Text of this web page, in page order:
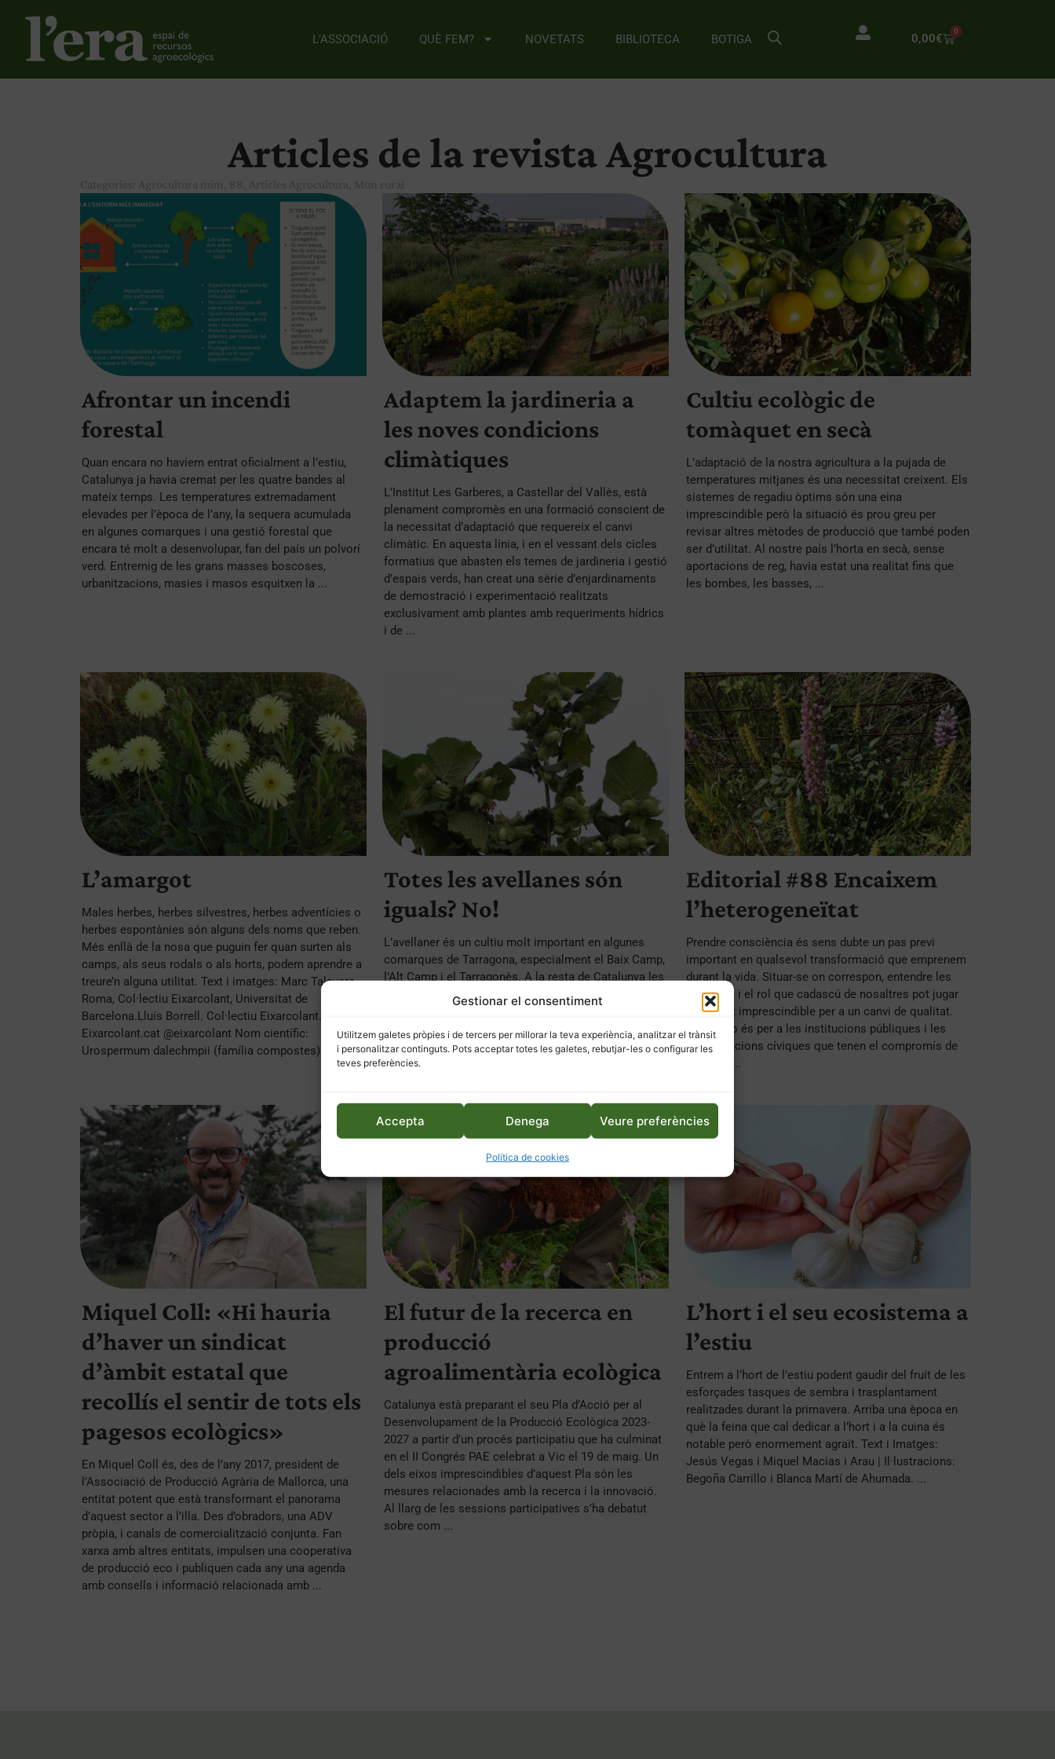
Gestionar el consentiment
Utilitzem galetes pròpies i de tercers per millorar la teva experiència, analitzar el trànsit
i personalitzar continguts. Pots acceptar totes les galetes, rebutjar-les o configurar les
teves preferències.
Accepta Denega Veure preferències
Política de cookies
L’ASSOCIACIÓ QUÈ FEM? NOVETATS BIBLIOTECA BOTIGA 0,00€
0
Articles de la revista Agrocultura
Afrontar un incendi
forestal
Quan encara no havíem entrat oficialment a l’estiu,
Catalunya ja havia cremat per les quatre bandes al
mateix temps. Les temperatures extremadament
elevades per l’època de l’any, la sequera acumulada
en algunes comarques i una gestió forestal que
encara té molt a desenvolupar, fan del país un polvorí
verd. Entremig de les grans masses boscoses,
urbanitzacions, masies i masos esquitxen la ...
Adaptem la jardineria a
les noves condicions
climàtiques
L’Institut Les Garberes, a Castellar del Vallès, està
plenament compromès en una formació conscient de
la necessitat d’adaptació que requereix el canvi
climàtic. En aquesta línia, i en el vessant dels cicles
formatius que abasten els temes de jardineria i gestió
d’espais verds, han creat una sèrie d’enjardinaments
de demostració i experimentació realitzats
exclusivament amb plantes amb requeriments hídrics
i de ...
Cultiu ecològic de
tomàquet en secà
L’adaptació de la nostra agricultura a la pujada de
temperatures mitjanes és una necessitat creixent. Els
sistemes de regadiu òptims són una eina
imprescindible però la situació és prou greu per
revisar altres mètodes de producció que també poden
ser d’utilitat. Al nostre país l’horta en secà, sense
aportacions de reg, havia estat una realitat fins que
les bombes, les basses, ...
L’amargot
Males herbes, herbes silvestres, herbes adventícies o
herbes espontànies són alguns dels noms que reben.
Més enllà de la nosa que puguin fer quan surten als
camps, als seus rodals o als horts, podem aprendre a
treure’n alguna utilitat. Text i imatges: Marc Talavera
Roma, Col·lectiu Eixarcolant, Universitat de
Barcelona.Lluís Borrell. Col·lectiu Eixarcolant.
Eixarcolant.cat @eixarcolant Nom científic:
Urospermum dalechmpii (família compostes)Noms ...
Totes les avellanes són
iguals? No!
L’avellaner és un cultiu molt important en algunes
comarques de Tarragona, especialment el Baix Camp,
l’Alt Camp i el Tarragonès. A la resta de Catalunya les
avellanes es coneixen sobretot per ser menjades
o xocolata. Encara que les vegem totes iguals, el
Banc de Germoplasma Nacional d’Avellaner té 72
entrades. Aquí en ...
Editorial #88 Encaixem
l’heterogeneïtat
Prendre consciència és sens dubte un pas previ
important en qualsevol transformació que emprenem
durant la vida. Situar-se on correspon, entendre les
relacions i el rol que cadascú de nosaltres pot jugar
és del tot imprescindible per a un canvi de qualitat.
També ho és per a les institucions públiques i les
organitzacions cíviques que tenen el compromís de
ser útils ...
Miquel Coll: «Hi hauria
d’haver un sindicat
d’àmbit estatal que
recollís el sentir de tots els
pagesos ecològics»
En Miquel Coll és, des de l’any 2017, president de
l’Associació de Producció Agrària de Mallorca, una
entitat potent que està transformant el panorama
d’aquest sector a l’illa. Des d’obradors, una ADV
pròpia, i canals de comercialització conjunta. Fan
xarxa amb altres entitats, impulsen una cooperativa
de producció eco i publiquen cada any una agenda
amb consells i informació relacionada amb ...
El futur de la recerca en
producció
agroalimentària ecològica
Catalunya està preparant el seu Pla d’Acció per al
Desenvolupament de la Producció Ecològica 2023-
2027 a partir d’un procés participatiu que ha culminat
en el II Congrés PAE celebrat a Vic el 19 de maig. Un
dels eixos imprescindibles d’aquest Pla són les
mesures relacionades amb la recerca i la innovació.
Al llarg de les sessions participatives s’ha debatut
sobre com ...
L’hort i el seu ecosistema a
l’estiu
Entrem a l’hort de l’estiu podent gaudir del fruit de les
esforçades tasques de sembra i trasplantament
realitzades durant la primavera. Arriba una època en
què la feina que cal dedicar a l’hort i a la cuina és
notable però enormement agraït. Text i Imatges:
Jesús Vegas i Miquel Macias i Arau | Il·lustracions:
Begoña Carrillo i Blanca Martí de Ahumada. ...